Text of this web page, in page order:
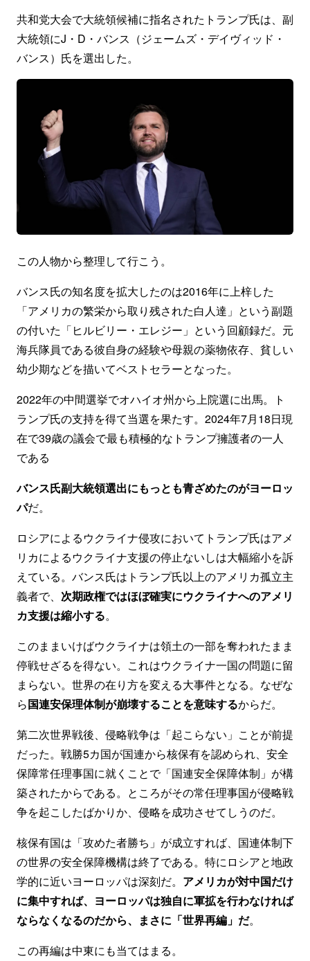
共和党大会で大統領候補に指名されたトランプ氏は、副
大統領にJ・D・バンス（ジェームズ・デイヴィッド・
バンス）氏を選出した。
この人物から整理して行こう。
バンス氏の知名度を拡大したのは2016年に上梓した
「アメリカの繁栄から取り残された白人達」という副題
の付いた「ヒルビリー・エレジー」という回顧録だ。元
海兵隊員である彼自身の経験や母親の薬物依存、貧しい
幼少期などを描いてベストセラーとなった。
2022年の中間選挙でオハイオ州から上院選に出馬。ト
ランプ氏の支持を得て当選を果たす。2024年7月18日現
在で39歳の議会で最も積極的なトランプ擁護者の一人
である
バンス氏副大統領選出にもっとも青ざめたのがヨーロッ
パだ。
ロシアによるウクライナ侵攻においてトランプ氏はアメ
リカによるウクライナ支援の停止ないしは大幅縮小を訴
えている。バンス氏はトランプ氏以上のアメリカ孤立主
義者で、 次期政権ではほぼ確実にウクライナへのアメリ
カ支援は縮小する。
このままいけばウクライナは領土の一部を奪われたまま
停戦せざるを得ない。これはウクライナ一国の問題に留
まらない。世界の在り方を変える大事件となる。なぜな
ら国連安保理体制が崩壊することを意味するからだ。
第二次世界戦後、侵略戦争は「起こらない」ことが前提
だった。戦勝5カ国が国連から核保有を認められ、安全
保障常任理事国に就くことで「国連安全保障体制」が構
築されたからである。ところがその常任理事国が侵略戦
争を起こしたばかりか、侵略を成功させてしうのだ。
核保有国は「攻めた者勝ち」が成立すれば、国連体制下
の世界の安全保障機構は終了である。特にロシアと地政
学的に近いヨーロッパは深刻だ。 アメリカが対中国だけ
に集中すれば、ヨーロッパは独自に軍拡を行わなければ
ならなくなるのだから、まさに「世界再編」だ。
この再編は中東にも当てはまる。